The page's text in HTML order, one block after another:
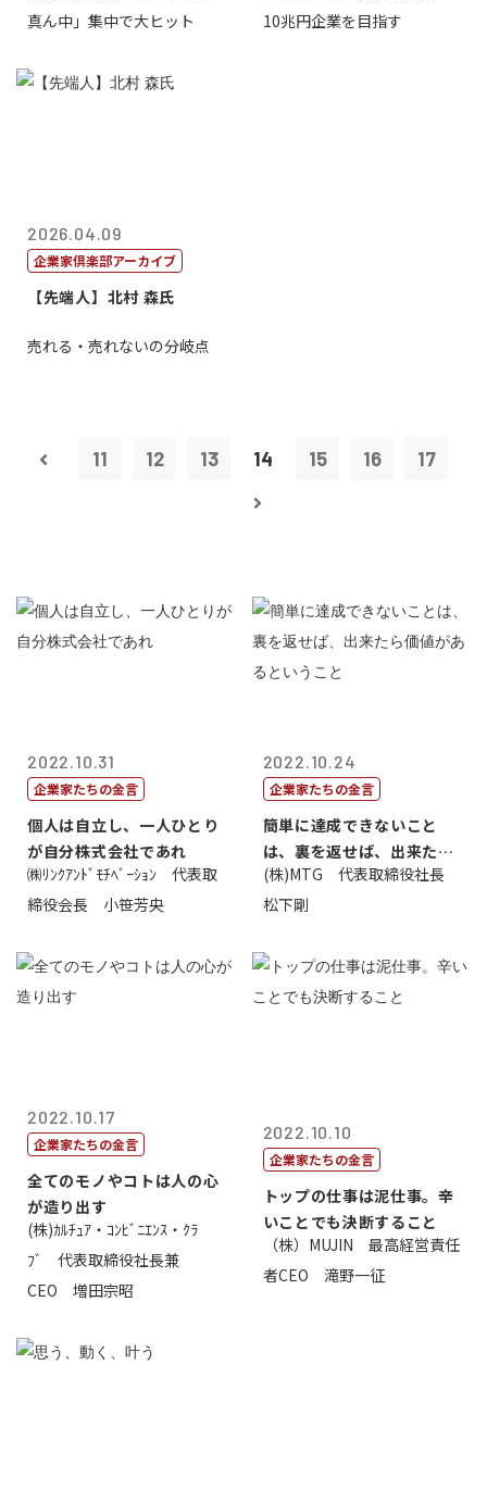
真ん中」集中で大ヒット
10兆円企業を目指す
2026.04.09
企業家倶楽部アーカイブ
【先端人】北村 森氏
売れる・売れないの分岐点
11 12 13 14 15 16 17
2022.10.31
企業家たちの金言
個人は自立し、一人ひとり
が自分株式会社であれ
㈱ﾘﾝｸｱﾝﾄﾞﾓﾁﾍﾞｰｼｮﾝ 代表取
締役会長 小笹芳央
2022.10.24
企業家たちの金言
簡単に達成できないこと
は、裏を返せば、出来たら
価値があるとい...
(株)MTG 代表取締役社長
松下剛
2022.10.17
企業家たちの金言
全てのモノやコトは人の心
が造り出す
(株)ｶﾙﾁｭｱ・ｺﾝﾋﾞﾆｴﾝｽ・ｸﾗ
ﾌﾞ 代表取締役社長兼
CEO 増田宗昭
2022.10.10
企業家たちの金言
トップの仕事は泥仕事。辛
いことでも決断すること
（株）MUJIN 最高経営責任
者CEO 滝野一征